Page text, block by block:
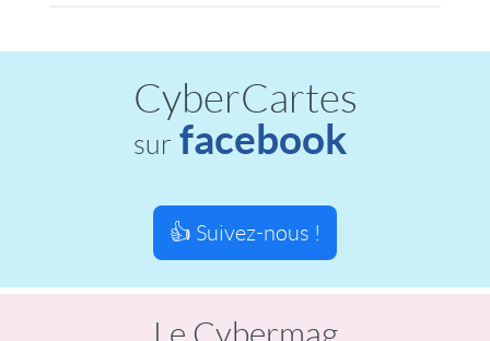
CyberCartes
sur facebook
👍 Suivez-nous !